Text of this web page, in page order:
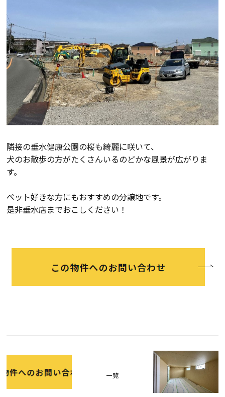
ラインナップ
施工実績
イベント・見学会
モデルハウス紹介
お客様の声
会社案内
経営理念・
採用情報
家づくりサポート
設計・施工品質管理
隣接の垂水健康公園の桜も綺麗に咲いて、
犬のお散歩の方がたくさんいるのどかな風景が広がりま
す。
ペット好きな方にもおすすめの分譲地です。
是非垂水店までおこしください！
一覧